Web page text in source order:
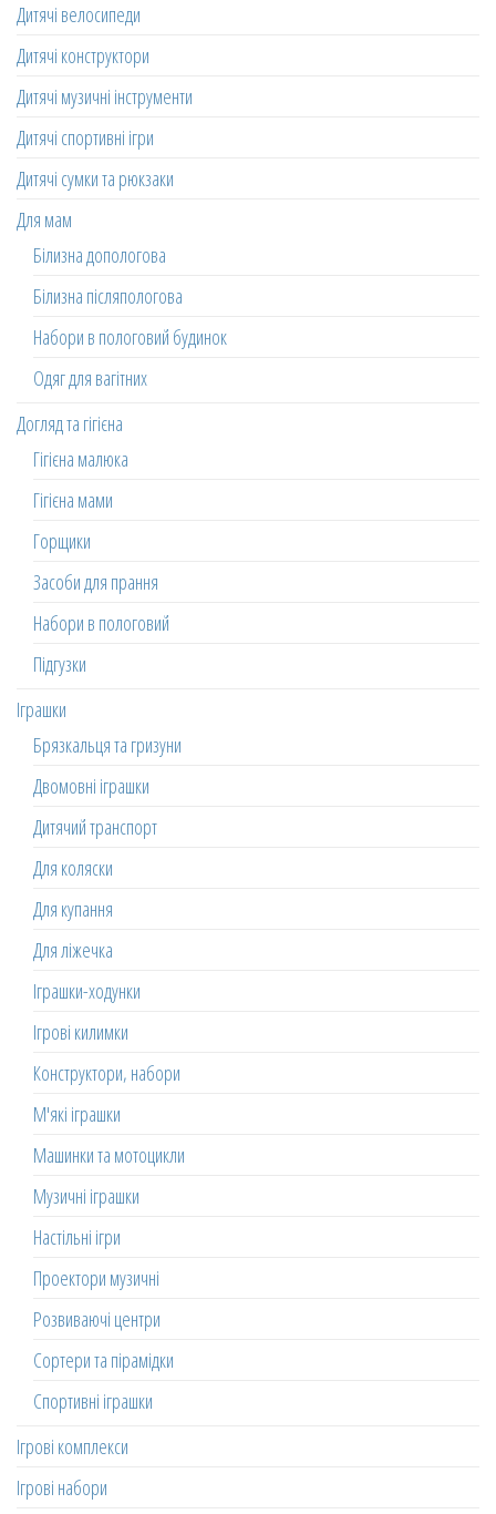
Дитячі велосипеди
Дитячі конструктори
Дитячі музичні інструменти
Дитячі спортивні ігри
Дитячі сумки та рюкзаки
Для мам
Білизна допологова
Білизна післяпологова
Набори в пологовий будинок
Одяг для вагітних
Догляд та гігієна
Гігієна малюка
Гігієна мами
Горщики
Засоби для прання
Набори в пологовий
Підгузки
Іграшки
Брязкальця та гризуни
Двомовні іграшки
Дитячий транспорт
Для коляски
Для купання
Для ліжечка
Іграшки-ходунки
Ігрові килимки
Конструктори, набори
М'які іграшки
Машинки та мотоцикли
Музичні іграшки
Настільні ігри
Проектори музичні
Розвиваючі центри
Сортери та пірамідки
Спортивні іграшки
Ігрові комплекси
Ігрові набори